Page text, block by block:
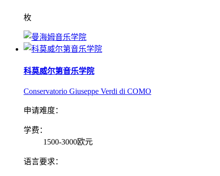
枚
科莫威尔第音乐学院
Conservatorio Giuseppe Verdi di COMO
申请难度：
学费：
1500-3000欧元
语言要求：